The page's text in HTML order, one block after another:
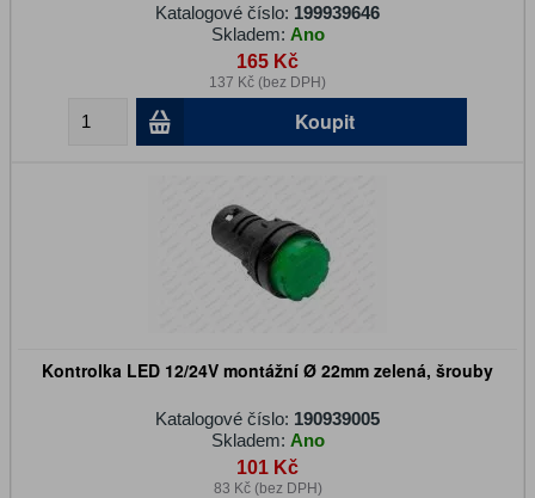
Katalogové číslo: 199939646
Skladem: Ano
165 Kč
137 Kč (bez DPH)
Koupit
Kontrolka LED 12/24V montážní Ø 22mm zelená, šrouby
Katalogové číslo: 190939005
Skladem: Ano
101 Kč
83 Kč (bez DPH)